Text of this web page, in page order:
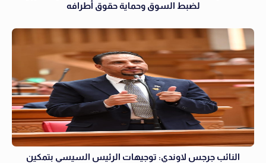
لضبط السوق وحماية حقوق أطرافه
النائب جرجس لاوندي: توجيهات الرئيس السيسي بتمكين